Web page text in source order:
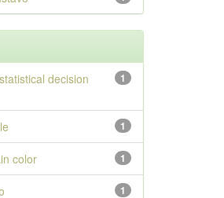
1
decision
1
1
color
1